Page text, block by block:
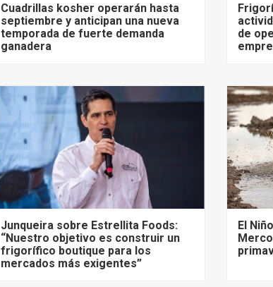
Cuadrillas kosher operarán hasta
septiembre y anticipan una nueva
temporada de fuerte demanda
ganadera
de
Junqueira sobre Estrellita Foods:
“Nuestro objetivo es construir un
frigorífico boutique para los
mercados más exigentes”
El